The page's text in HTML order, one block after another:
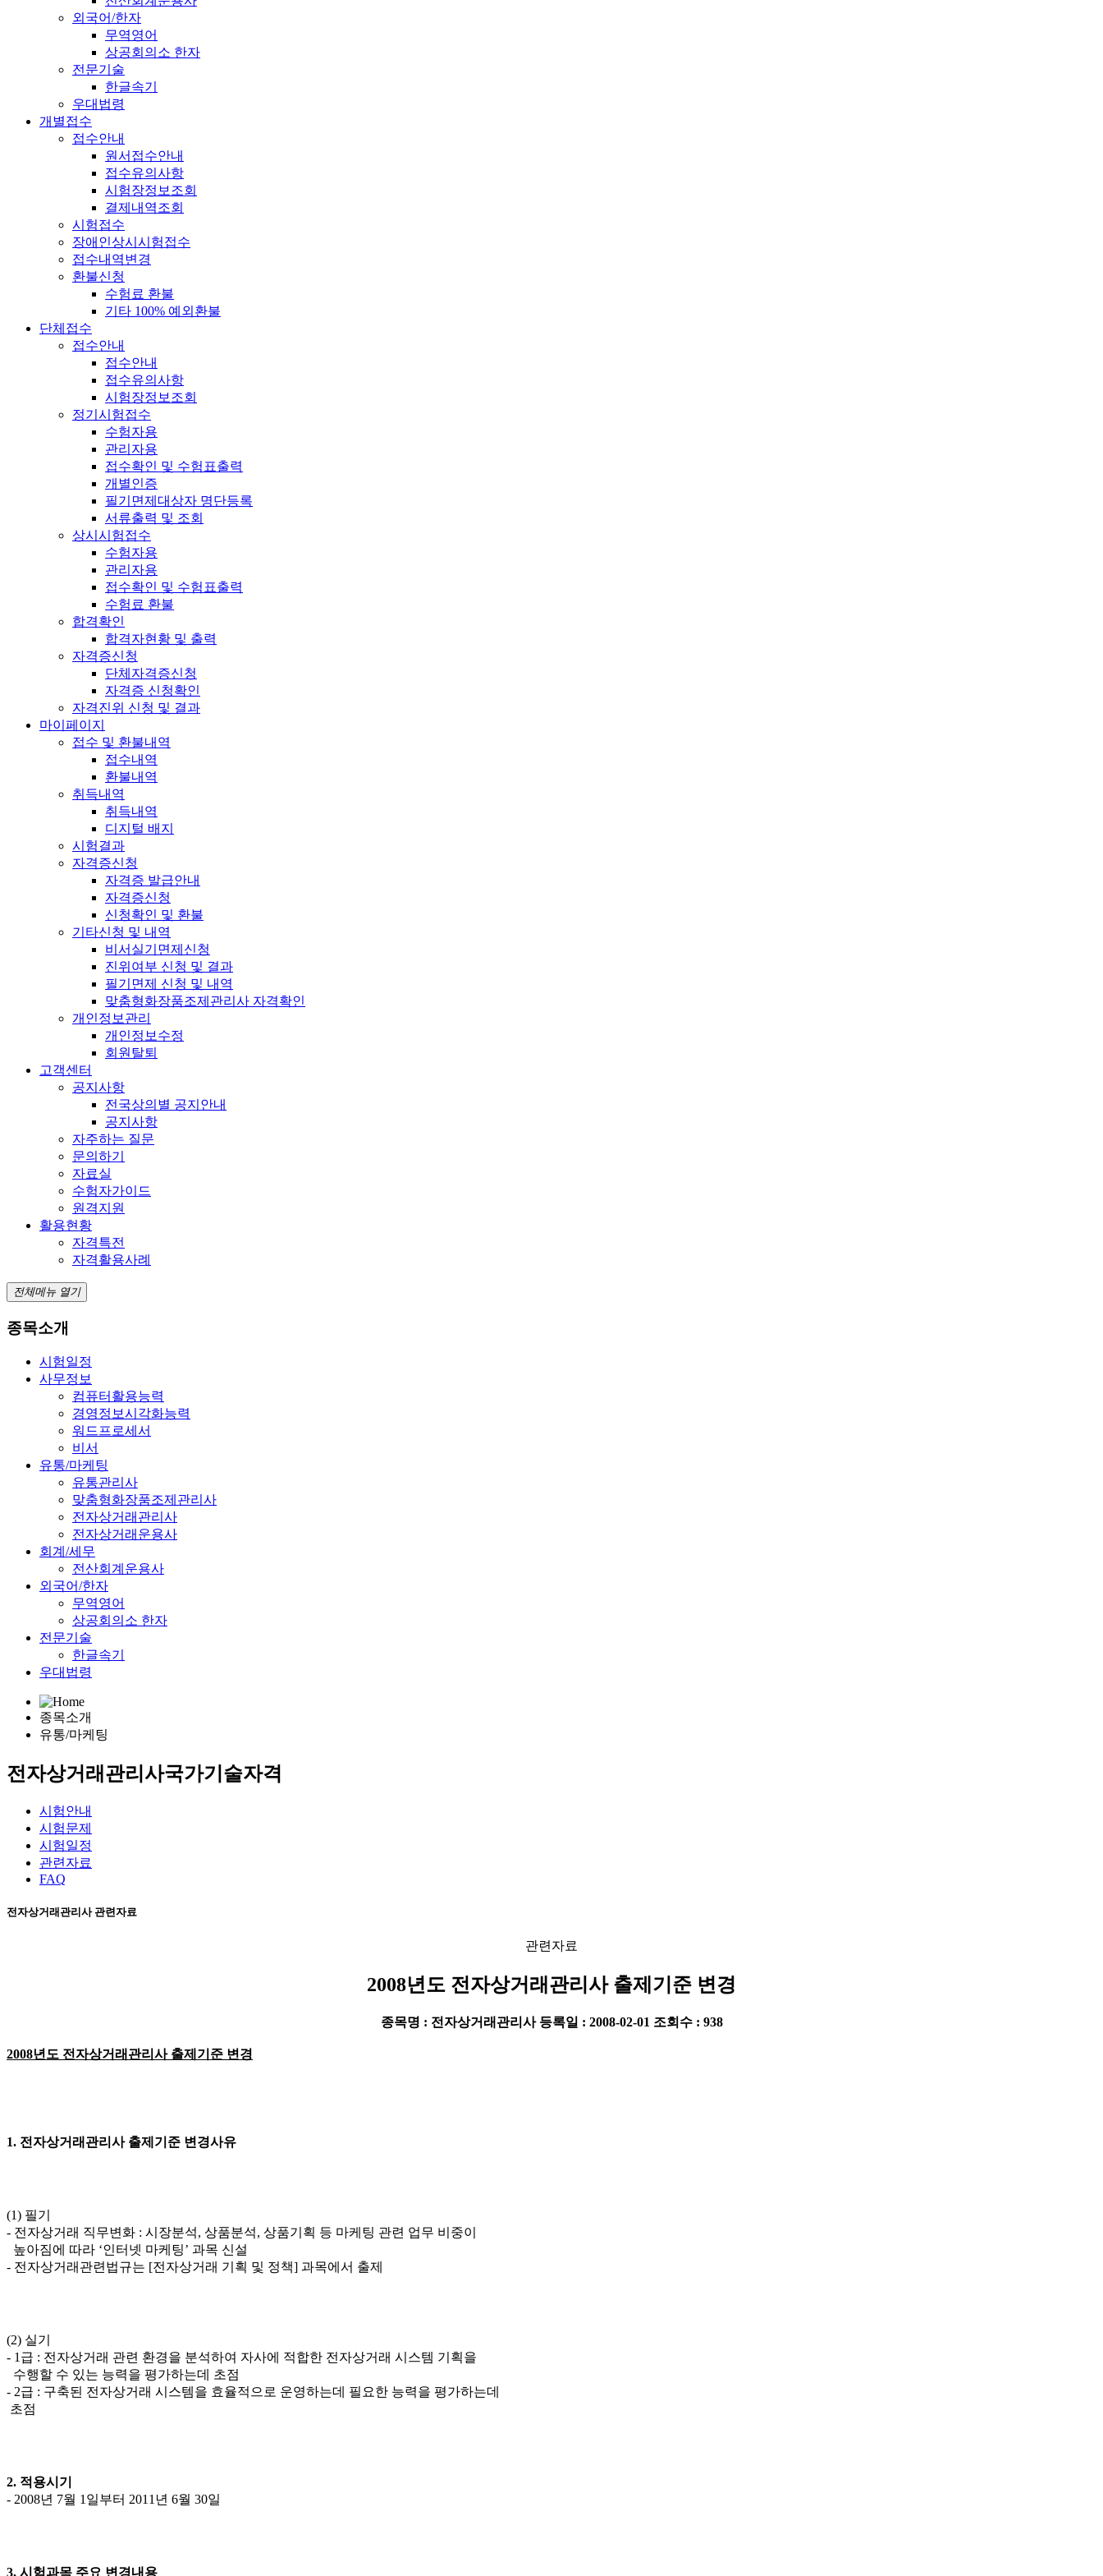
외국어/한자
무역영어
상공회의소 한자
전문기술
한글속기
우대법령
개별접수
접수안내
원서접수안내
접수유의사항
시험장정보조회
결제내역조회
시험접수
장애인상시시험접수
접수내역변경
환불신청
수험료 환불
기타 100% 예외환불
단체접수
접수안내
접수안내
접수유의사항
시험장정보조회
정기시험접수
수험자용
관리자용
접수확인 및 수험표출력
개별인증
필기면제대상자 명단등록
서류출력 및 조회
상시시험접수
수험자용
관리자용
접수확인 및 수험표출력
수험료 환불
합격확인
합격자현황 및 출력
자격증신청
단체자격증신청
자격증 신청확인
자격진위 신청 및 결과
마이페이지
접수 및 환불내역
접수내역
환불내역
취득내역
취득내역
디지털 배지
시험결과
자격증신청
자격증 발급안내
자격증신청
신청확인 및 환불
기타신청 및 내역
비서실기면제신청
진위여부 신청 및 결과
필기면제 신청 및 내역
맞춤형화장품조제관리사 자격확인
개인정보관리
개인정보수정
회원탈퇴
고객센터
공지사항
전국상의별 공지안내
공지사항
자주하는 질문
문의하기
자료실
수험자가이드
원격지원
활용현황
자격특전
자격활용사례
전체메뉴 열기
종목소개
시험일정
사무정보
컴퓨터활용능력
경영정보시각화능력
워드프로세서
비서
유통/마케팅
유통관리사
맞춤형화장품조제관리사
전자상거래관리사
전자상거래운용사
회계/세무
전산회계운용사
외국어/한자
무역영어
상공회의소 한자
전문기술
한글속기
우대법령
종목소개
유통/마케팅
전자상거래관리사국가기술자격
시험안내
시험문제
시험일정
관련자료
FAQ
전자상거래관리사 관련자료
관련자료
2008년도 전자상거래관리사 출제기준 변경
종목명 : 전자상거래관리사 등록일 : 2008-02-01 조회수 : 938
2008년도 전자상거래관리사 출제기준 변경
1. 전자상거래관리사 출제기준 변경사유
(1) 필기
- 전자상거래 직무변화 : 시장분석, 상품분석, 상품기획 등 마케팅 관련 업무 비중이
높아짐에 따라 ‘인터넷 마케팅’ 과목 신설
- 전자상거래관련법규는 [전자상거래 기획 및 정책] 과목에서 출제
(2) 실기
- 1급 : 전자상거래 관련 환경을 분석하여 자사에 적합한 전자상거래 시스템 기획을
수행할 수 있는 능력을 평가하는데 초점
- 2급 : 구축된 전자상거래 시스템을 효율적으로 운영하는데 필요한 능력을 평가하는데
초점
2. 적용시기
- 2008년 7월 1일부터 2011년 6월 30일
3. 시험과목 주요 변경내용